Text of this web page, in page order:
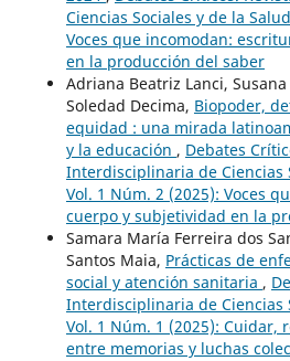
Ciencias Sociales y de la
Voces que incomodan:
en la producción del saber
Adriana Beatriz Lanci,
Soledad Decima, Biopoder,
equidad : una mirada
y la educación , Debates
Interdisciplinaria de Ciencias
Vol. 1 Núm. 2 (2025): Voces
cuerpo y subjetividad en la
Samara María Ferreira dos
Santos Maia, Prácticas de
social y atención sanitaria ,
Interdisciplinaria de Ciencias
Vol. 1 Núm. 1 (2025): Cuidar,
entre memorias y luchas